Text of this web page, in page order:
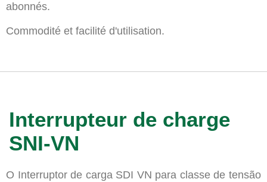
abonnés.
Commodité et facilité d'utilisation.
Interrupteur de charge
SNI-VN
O Interruptor de carga SDI VN para classe de tensão